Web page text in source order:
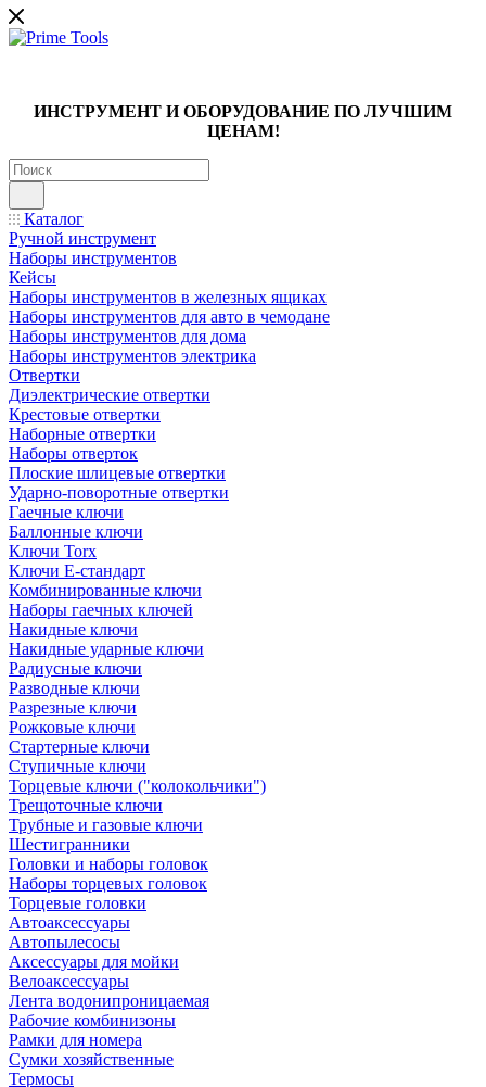
ИНСТРУМЕНТ И ОБОРУДОВАНИЕ ПО ЛУЧШИМ
ЦЕНАМ!
Каталог
Ручной инструмент
Наборы инструментов
Кейсы
Наборы инструментов в железных ящиках
Наборы инструментов для авто в чемодане
Наборы инструментов для дома
Наборы инструментов электрика
Отвертки
Диэлектрические отвертки
Крестовые отвертки
Наборные отвертки
Наборы отверток
Плоские шлицевые отвертки
Ударно-поворотные отвертки
Гаечные ключи
Баллонные ключи
Ключи Torx
Ключи Е-стандарт
Комбинированные ключи
Наборы гаечных ключей
Накидные ключи
Накидные ударные ключи
Радиусные ключи
Разводные ключи
Разрезные ключи
Рожковые ключи
Стартерные ключи
Ступичные ключи
Торцевые ключи ("колокольчики")
Трещоточные ключи
Трубные и газовые ключи
Шестигранники
Головки и наборы головок
Наборы торцевых головок
Торцевые головки
Автоаксессуары
Автопылесосы
Аксессуары для мойки
Велоаксессуары
Лента водонипроницаемая
Рабочие комбинизоны
Рамки для номера
Сумки хозяйственные
Термосы